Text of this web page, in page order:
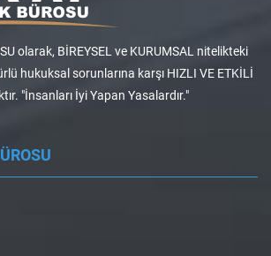
olarak, BİREYSEL ve KURUMSAL nitelikteki
hukuksal sorunlarına karşı HIZLI VE ETKİLİ
"İnsanları İyi Yapan Yasalardır."